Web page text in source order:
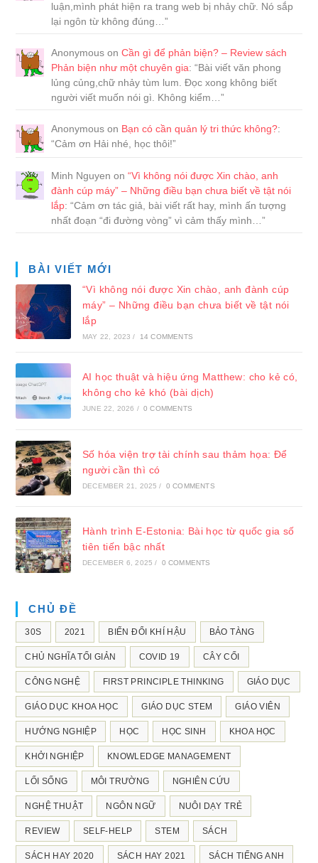
luận,mình phát hiện ra trang web bị nhảy chữ. Nó sắp
lại ngôn từ không đúng…”
Anonymous onCần gì để phản biện? – Review sách
Phản biện như một chuyên gia: “Bài viết văn phong
lủng củng,chữ nhảy tùm lum. Đọc xong không biết
người viết muốn nói gì. Không kiểm…”
Anonymous on Bạn có cần quản lý tri thức không?:
“Cảm ơn Hải nhé, học thôi!”
Minh Nguyen on“Vì không nói được Xin chào, anh
đành cúp máy” – Những điều bạn chưa biết về tật nói
lắp: “Cảm ơn tác giả, bài viết rất hay, mình ấn tượng
nhất đoạn “đi đường vòng” vì cảm thấy mình…”
BÀI VIẾT MỚI
“Vì không nói được Xin chào, anh đành cúp
máy” – Những điều bạn chưa biết về tật nói
lắp
MAY 22, 2023 / 14 COMMENTS
AI học thuật và hiệu ứng Matthew: cho kẻ có,
không cho kẻ khó (bài dịch)
JUNE 22, 2026 / 0 COMMENTS
Số hóa viện trợ tài chính sau thảm họa: Để
người cần thì có
DECEMBER 21, 2025 / 0 COMMENTS
Hành trình E-Estonia: Bài học từ quốc gia số
tiên tiến bậc nhất
DECEMBER 6, 2025 / 0 COMMENTS
CHỦ ĐỀ
30S 2021 BIẾN ĐỔI KHÍ HẬU BẢO TÀNG
CHỦ NGHĨA TỐI GIẢN COVID 19 CÂY CỐI
CÔNG NGHỆ FIRST PRINCIPLE THINKING GIÁO DỤC
GIÁO DỤC KHOA HỌC GIÁO DỤC STEM GIÁO VIÊN
HƯỚNG NGHIỆP HỌC HỌC SINH KHOA HỌC
KHỞI NGHIỆP KNOWLEDGE MANAGEMENT
LỐI SỐNG MÔI TRƯỜNG NGHIÊN CỨU
NGHỆ THUẬT NGÔN NGỮ NUÔI DẠY TRẺ
REVIEW SELF-HELP STEM SÁCH
SÁCH HAY 2020 SÁCH HAY 2021 SÁCH TIẾNG ANH